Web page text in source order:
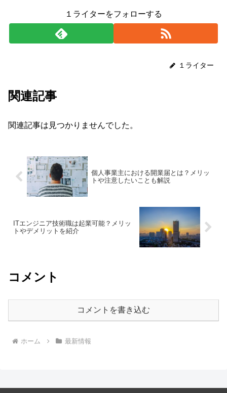
１ライターをフォローする
１ライター
関連記事
関連記事は見つかりませんでした。
個人事業主における開業届とは？メリッ
トや注意したいことも解説
ITエンジニア技術職は起業可能？メリッ
トやデメリットを紹介
コメント
コメントを書き込む
ホーム 最新情報